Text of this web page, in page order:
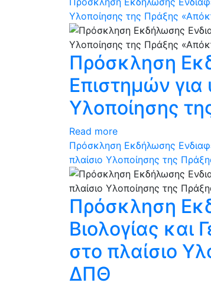
Υλοποίησης της Πράξης
Πρόσκληση
Επιστημών
Υλοποίησης
Read more
Πρόσκληση Εκδήλωσης
πλαίσιο Υλοποίησης της
Πρόσκληση
Βιολογίας και
στο πλαίσιο
ΔΠΘ